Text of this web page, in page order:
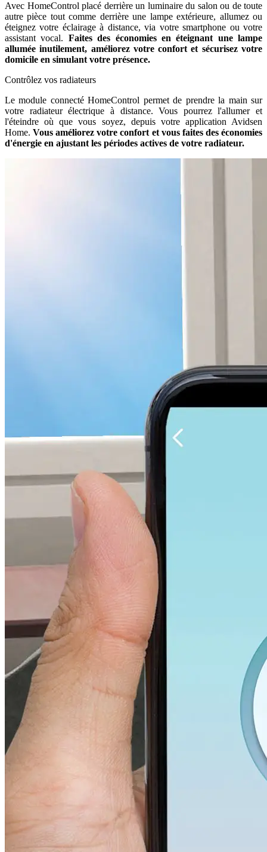
Avec HomeControl placé derrière un luminaire du salon ou de toute
autre pièce tout comme derrière une lampe extérieure, allumez ou
éteignez votre éclairage à distance, via votre smartphone ou votre
assistant vocal. Faites des économies en éteignant une lampe
allumée inutilement, améliorez votre confort et sécurisez votre
domicile en simulant votre présence.
Contrôlez vos radiateurs
Le module connecté HomeControl permet de prendre la main sur
votre radiateur électrique à distance. Vous pourrez l'allumer et
l'éteindre où que vous soyez, depuis votre application Avidsen
Home. Vous améliorez votre confort et vous faites des économies
d'énergie en ajustant les périodes actives de votre radiateur.